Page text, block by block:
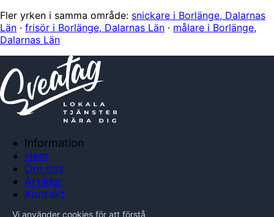
Fler yrken i samma område: snickare i Borlänge, Dalarnas
Län · frisör i Borlänge, Dalarnas Län · målare i Borlänge,
Dalarnas Län
Information
Hem
Om oss
Artiklar
Kontakt
Vi använder cookies för att förstå